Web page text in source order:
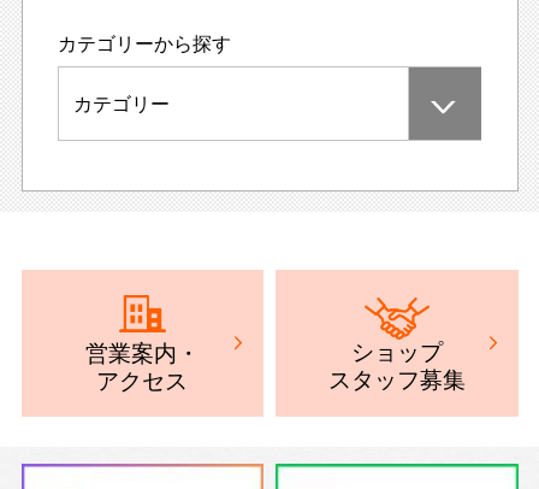
カテゴリーから探す
カテゴリー
営業案内 ・
アクセス
ショップ
スタッフ募集